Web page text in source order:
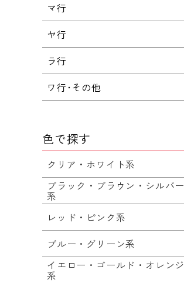
マ行
ヤ行
ラ行
ワ行･その他
色で探す
クリア・ホワイト系
ブラック・ブラウン・シルバー
系
レッド・ピンク系
ブルー・グリーン系
イエロー・ゴールド・オレンジ
系